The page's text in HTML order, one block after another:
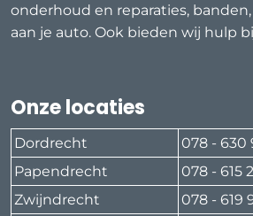
onderhoud en reparaties,
aan je auto. Ook bieden wij hulp
Onze locaties
Dordrecht
078 - 630
Papendrecht
078 - 615
Zwijndrecht
078 - 619